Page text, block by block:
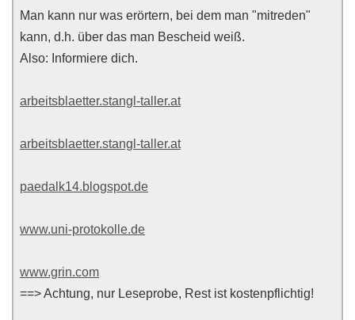
Man kann nur was erörtern, bei dem man "mitreden"
kann, d.h. über das man Bescheid weiß.
Also: Informiere dich.
arbeitsblaetter.stangl-taller.at
arbeitsblaetter.stangl-taller.at
paedalk14.blogspot.de
www.uni-protokolle.de
www.grin.com
==> Achtung, nur Leseprobe, Rest ist kostenpflichtig!